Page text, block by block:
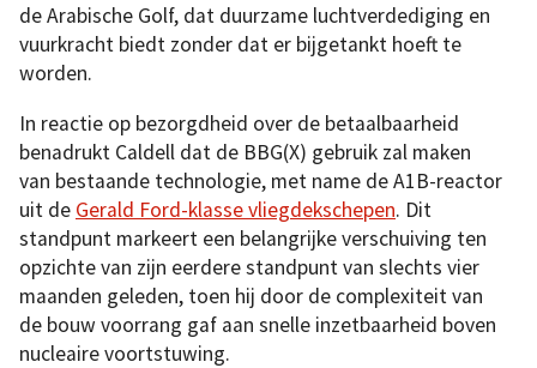
de Arabische Golf, dat duurzame luchtverdediging en
vuurkracht biedt zonder dat er bijgetankt hoeft te
worden.
In reactie op bezorgdheid over de betaalbaarheid
benadrukt Caldell dat de BBG(X) gebruik zal maken
van bestaande technologie, met name de A1B-reactor
uit de Gerald Ford-klasse vliegdekschepen. Dit
standpunt markeert een belangrijke verschuiving ten
opzichte van zijn eerdere standpunt van slechts vier
maanden geleden, toen hij door de complexiteit van
de bouw voorrang gaf aan snelle inzetbaarheid boven
nucleaire voortstuwing.